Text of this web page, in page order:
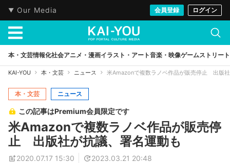
Our Media 会員登録 ログイン
本・文芸情報化社会アニメ・漫画イラスト・アート音楽・映像ゲームストリート
KAI-YOU 本・文芸 ニュース 米Amazonで複数ラノベ作品が販売停止 出版
本・文芸 ニュース
この記事はPremium会員限定です
米Amazonで複数ラノベ作品が販売停
止 出版社が抗議、署名運動も
2020.07.17 15:30
2023.03.21 20:48